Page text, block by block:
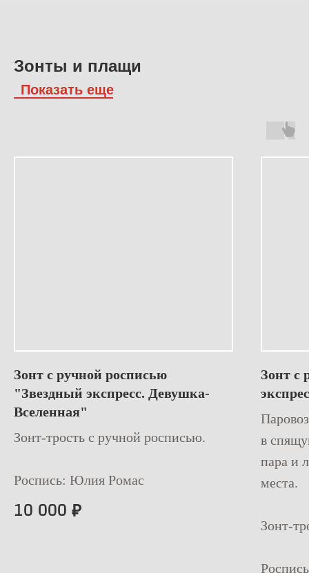
Зонты и плащи
Показать еще
Зонт с ручной росписью
"Звездный экспресс. Девушка-
Вселенная"
Зонт-трость с ручной росписью.
Роспись: Юлия Ромас
10 000 ₽
Зонт с
в
пара и
места.
Зонт-